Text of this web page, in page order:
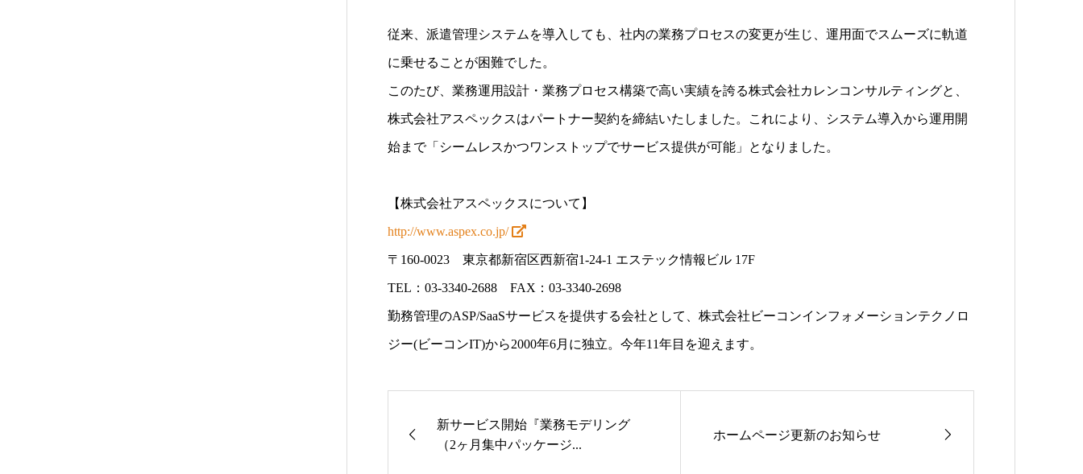
従来、派遣管理システムを導入しても、社内の業務プロセスの変更が生じ、運用面でスムーズに軌道
に乗せることが困難でした。
このたび、業務運用設計・業務プロセス構築で高い実績を誇る株式会社カレンコンサルティングと、
株式会社アスペックスはパートナー契約を締結いたしました。これにより、システム導入から運用開
始まで「シームレスかつワンストップでサービス提供が可能」となりました。
【株式会社アスペックスについて】
http://www.aspex.co.jp/
〒160-0023 東京都新宿区西新宿1-24-1 エステック情報ビル 17F
TEL：03-3340-2688 FAX：03-3340-2698
勤務管理のASP/SaaSサービスを提供する会社として、株式会社ビーコンインフォメーションテクノロ
ジー(ビーコンIT)から2000年6月に独立。今年11年目を迎えます。
新サービス開始『業務モデリング
（2ヶ月集中パッケージ...
ホームページ更新のお知らせ